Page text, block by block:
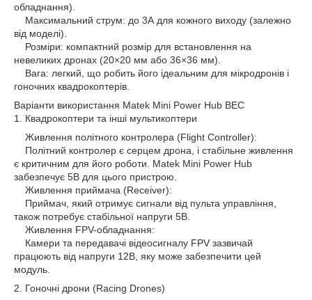
обладнання).
Максимальний струм: до 3А для кожного виходу (залежно
від моделі).
Розміри: компактний розмір для встановлення на
невеликих дронах (20×20 мм або 36×36 мм).
Вага: легкий, що робить його ідеальним для мікродронів і
гоночних квадрокоптерів.
Варіанти використання Matek Mini Power Hub BEC
1. Квадрокоптери та інші мультикоптери
Живлення політного контролера (Flight Controller):
Політний контролер є серцем дрона, і стабільне живлення
є критичним для його роботи. Matek Mini Power Hub
забезпечує 5В для цього пристрою.
Живлення приймача (Receiver):
Приймач, який отримує сигнали від пульта управління,
також потребує стабільної напруги 5В.
Живлення FPV-обладнання:
Камери та передавачі відеосигналу FPV зазвичай
працюють від напруги 12В, яку може забезпечити цей
модуль.
2. Гоночні дрони (Racing Drones)